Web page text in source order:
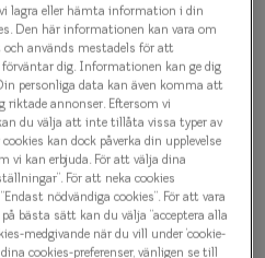
Olika
lagra eller hämta information i din
Den här informationen kan vara om
och används mestadels för att
dig. Informationen kan ge dig
personliga data kan även komma att
riktade annonser. Eftersom vi
du välja att inte tillåta vissa typer av
kan dock påverka din upplevelse
vi kan erbjuda. För att välja dina
För att neka cookies
nödvändiga cookies”. För att vara
bästa sätt kan du välja ”acceptera alla
medgivande när du vill under ’cookie-
cookies-preferenser, vänligen se till